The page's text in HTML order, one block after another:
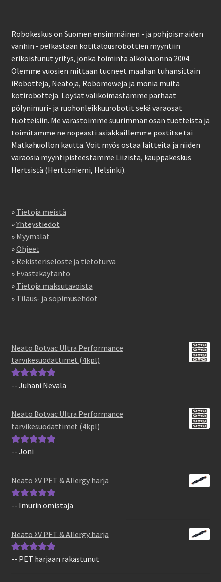
Robokeskus on Suomen ensimmäinen - ja pohjoismaiden
vanhin - pelkästään kotitalousrobottien myyntiin
erikoistunut yritys, jonka toiminta alkoi vuonna 2004.
Olemme vuosien mittaan tuoneet maahan tuhansittain
iRobotteja, Neatoja, Robomoweja ja monia muita
kotirobotteja. Löydät valikoimastamme parhaat
pölynimuri- ja ruohonleikkuurobotit sekä varaosat
tuotteisiin. Me varastoimme suurimman osan tuotteista ja
toimitamme ne nopeasti asiakkaillemme postitse tai
Matkahuollon kautta. Voit myös ostaa laitteita ja niiden
varaosia myyntipisteestämme Liizista, kauppakeskus
Hertsistä (Herttoniemi, Helsinki).
» Tietoja meistä
»Yhteystiedot
» Myymälät
»Ohjeet
» Rekisteriseloste ja tietoturva
» Evästekäytäntö
» Tietoja maksutavoista
» Tilaus- ja sopimusehdot
Neato Botvac Ultra Performance
tarvikesuodattimet (4kpl)
Arvostelu
-- Juhani Nevala
Neato Botvac Ultra Performance
tarvikesuodattimet (4kpl)
Arvostelu
-- Joni
Neato XV PET & Allergy harja
Arvostelu
-- Imurin omistaja
Neato XV PET & Allergy harja
Arvostelu
-- PET harjaan rakastunut